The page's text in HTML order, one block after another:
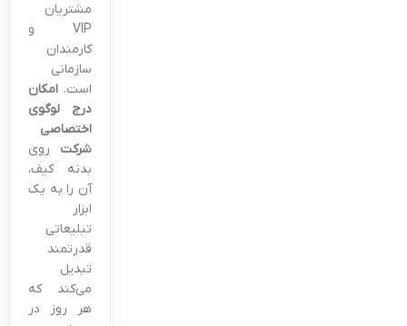
مشتریان
VIP و
کارمندان
سازمانی
است. امکان
درج لوگوی
اختصاصی
شرکت روی
بدنه کیف،
آن را به یک
ابزار
تبلیغاتی
قدرتمند
تبدیل
می‌کند که
هر روز در